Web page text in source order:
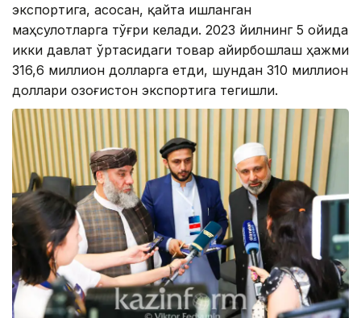
экспортига, асосан, қайта ишланган
маҳсулотларга тўғри келади. 2023 йилнинг 5 ойида
икки давлат ўртасидаги товар айирбошлаш ҳажми
316,6 миллион долларга етди, шундан 310 миллион
доллари Қозоғистон экспортига тегишли.